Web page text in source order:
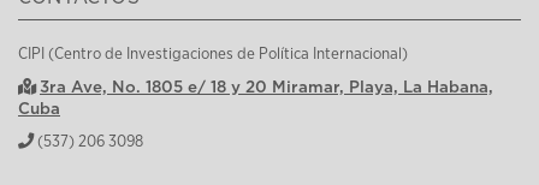
CIPI (Centro de Investigaciones de Política Internacional)
3ra Ave, No. 1805 e/ 18 y 20 Miramar, Playa, La Habana,
Cuba
(537) 206 3098